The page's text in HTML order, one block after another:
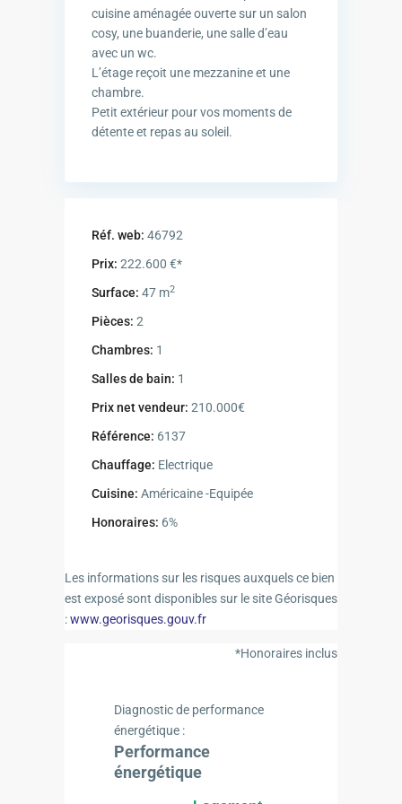
cuisine aménagée ouverte sur un salon
cosy, une buanderie, une salle d’eau
avec un wc.
L’étage reçoit une mezzanine et une
chambre.
Petit extérieur pour vos moments de
détente et repas au soleil.
Réf. web: 46792
Prix: 222.600 €*
Surface: 47 m2
Pièces: 2
Chambres: 1
Salles de bain: 1
Prix net vendeur: 210.000€
Référence: 6137
Chauffage: Electrique
Cuisine: Américaine -Equipée
Honoraires: 6%
Les informations sur les risques auxquels ce bien
est exposé sont disponibles sur le site Géorisques
:www.georisques.gouv.fr
*Honoraires inclus
Diagnostic de performance
énergétique :
Performance
énergétique